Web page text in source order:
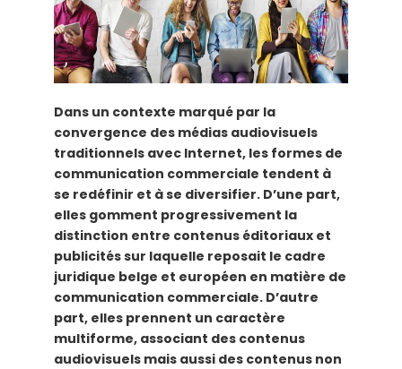
Dans un contexte marqué par la
convergence des médias audiovisuels
traditionnels avec Internet, les formes de
communication commerciale tendent à
se redéfinir et à se diversifier. D’une part,
elles gomment progressivement la
distinction entre contenus éditoriaux et
publicités sur laquelle reposait le cadre
juridique belge et européen en matière de
communication commerciale. D’autre
part, elles prennent un caractère
multiforme, associant des contenus
audiovisuels mais aussi des contenus non